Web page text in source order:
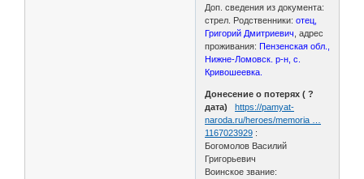
Доп. сведения из документа:
стрел. Родственники:отец,
Григорий Дмитриевич , адрес
проживания:Пензенская обл.,
Нижне-Ломовск. р-н, с.
Кривошеевка.
Донесение о потерях ( ?
дата)
https://pamyat-
naroda.ru/heroes/memoria …
1167023929 :
Богомолов Василий
Григорьевич
Воинское звание: